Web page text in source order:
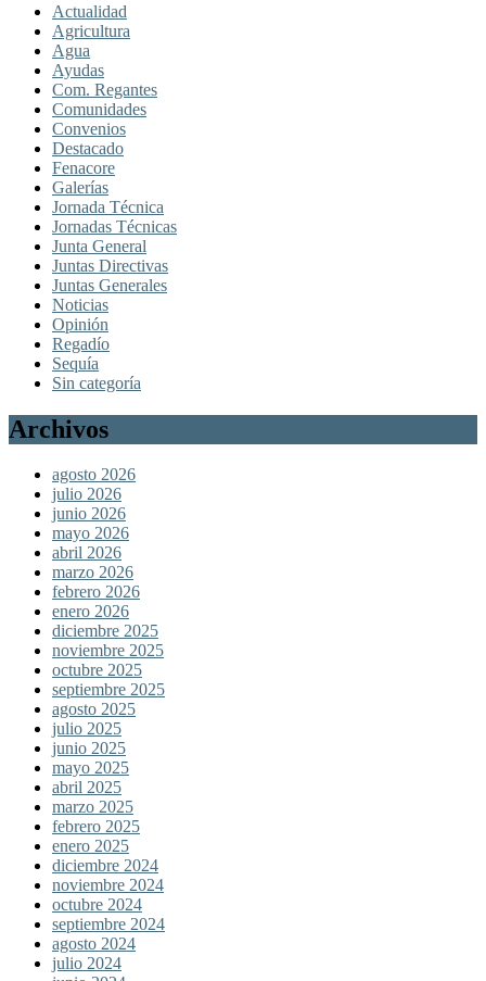
Actualidad
Agricultura
Agua
Ayudas
Com. Regantes
Comunidades
Convenios
Destacado
Fenacore
Galerías
Jornada Técnica
Jornadas Técnicas
Junta General
Juntas Directivas
Juntas Generales
Noticias
Opinión
Regadío
Sequía
Sin categoría
Archivos
agosto 2026
julio 2026
junio 2026
mayo 2026
abril 2026
marzo 2026
febrero 2026
enero 2026
diciembre 2025
noviembre 2025
octubre 2025
septiembre 2025
agosto 2025
julio 2025
junio 2025
mayo 2025
abril 2025
marzo 2025
febrero 2025
enero 2025
diciembre 2024
noviembre 2024
octubre 2024
septiembre 2024
agosto 2024
julio 2024